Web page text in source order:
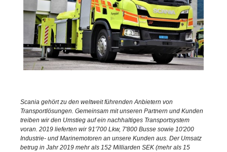
Scania gehört zu den weltweit führenden Anbietern von
Transportlösungen. Gemeinsam mit unseren Partnern und Kunden
treiben wir den Umstieg auf ein nachhaltiges Transportsystem
voran. 2019 lieferten wir 91'700 Lkw, 7'800 Busse sowie 10'200
Industrie- und Marinemotoren an unsere Kunden aus. Der Umsatz
betrug in Jahr 2019 mehr als 152 Milliarden SEK (mehr als 15